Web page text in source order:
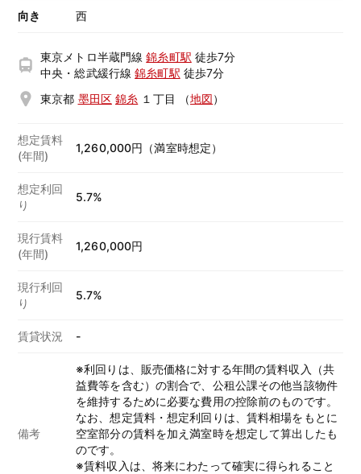
向き 西
東京メトロ半蔵門線錦糸町駅 徒歩7分
中央・総武緩行線錦糸町駅 徒歩7分
東京都 墨田区 錦糸 １丁目 （地図）
想定賃料
(年間)
1,260,000円（満室時想定）
想定利回
り
5.7%
現行賃料
(年間)
1,260,000円
現行利回
り
5.7%
賃貸状況 -
備考
※利回りは、販売価格に対する年間の賃料収入（共
益費等を含む）の割合で、公租公課その他当該物件
を維持するために必要な費用の控除前のものです。
なお、想定賃料・想定利回りは、賃料相場をもとに
空室部分の賃料を加え満室時を想定して算出したも
のです。
※賃料収入は、将来にわたって確実に得られること